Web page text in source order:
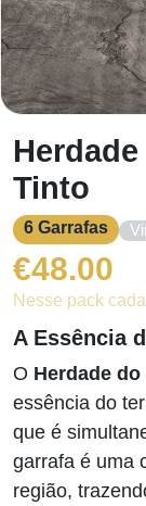
Tinto
6 Garrafas
€48.00
Nesse pack
A Essência
O Herdade
essência do
que é
garrafa é uma
região,